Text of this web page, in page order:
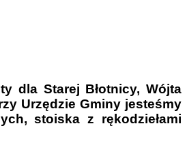
dla Starej Błotnicy, Wójta
Urzędzie Gminy jesteśmy
stoiska z rękodziełami